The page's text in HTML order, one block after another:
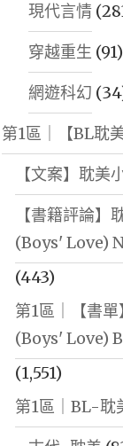
現代言情
穿越重生 (91)
網遊科幻
第1區｜【BL耽
【文案】耽美
【書籍評論】
(Boys' Love)
(443)
第1區｜【書
(Boys' Love)
(1,551)
第1區｜BL-耽